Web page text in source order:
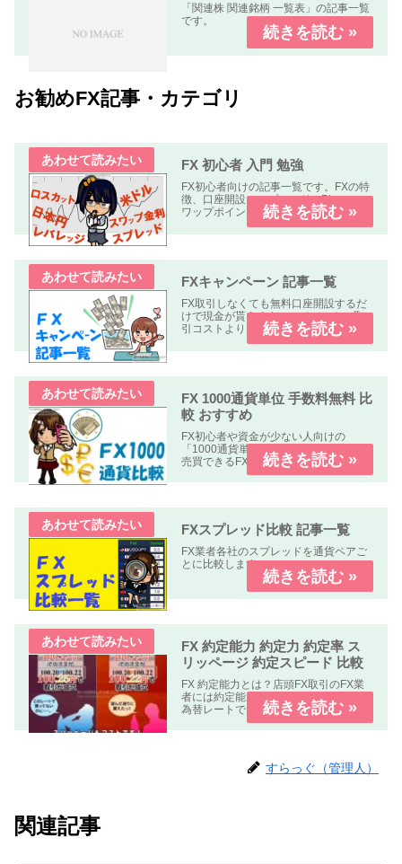
「関連株 関連銘柄 一覧表」の記事一覧
です。
お勧めFX記事・カテゴリ
FX 初心者 入門 勉強
FX初心者向けの記事一覧です。FXの特
徴、口座開設、スプレッド、Pips、ス
ワップポイント、レバレッジ、ロン
グ、ショート、ロット、ロスカットな
どについて解説します、
FXキャンペーン 記事一覧
FX取引しなくても無料口座開設するだ
けで現金が貰えるキャンペーンや、取
引コストよりも貰える金額の方が多い
オトクなキャンペーン中心に掲載して
います。
FX 1000通貨単位 手数料無料 比
較 おすすめ
FX初心者や資金が少ない人向けの
「1000通貨単位以下、手数料無料」で
売買できるFX業者の比較記事です。
FXスプレッド比較 記事一覧
FX業者各社のスプレッドを通貨ペアご
とに比較します。
FX 約定能力 約定力 約定率 ス
リッページ 約定スピード 比較
FX 約定能力とは？店頭FX取引のFX業
者には約定能力の高いFX業者指定した
為替レートできちんと約定する。約定
能力の低いFX業者指定した為替レート
定能力 比較 まとめFX...
すらっぐ（管理人）
関連記事